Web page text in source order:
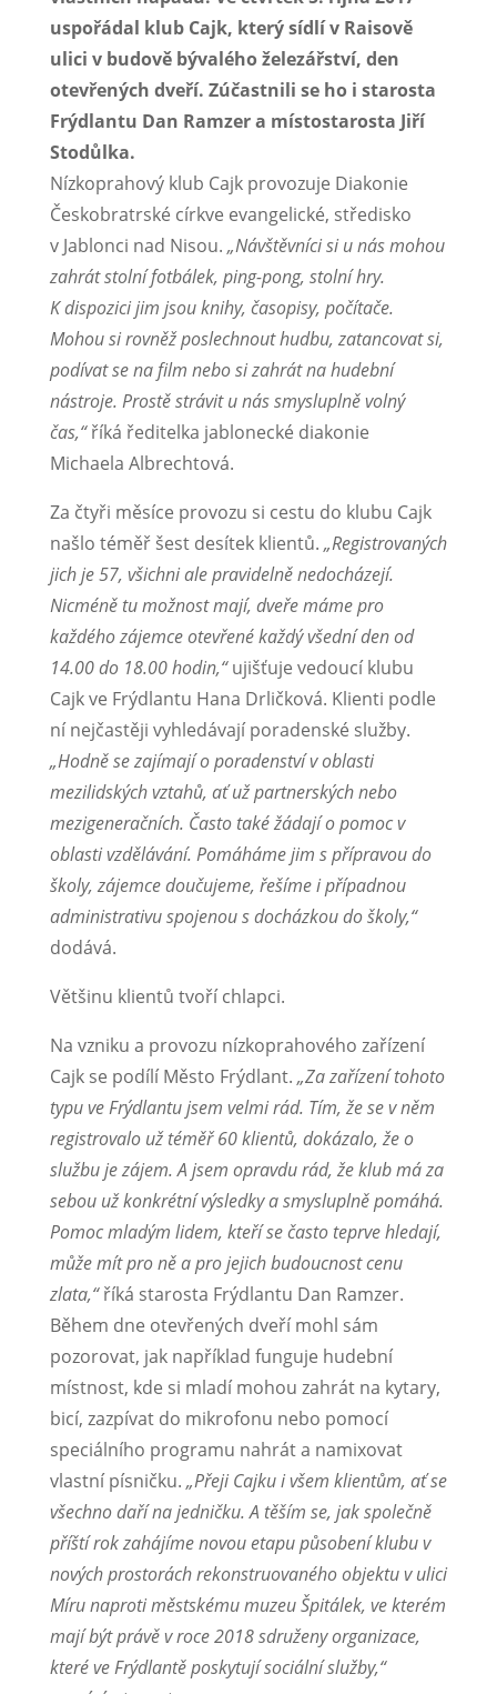
uspořádal klub Cajk, který sídlí v Raisově
ulici v budově bývalého železářství, den
otevřených dveří. Zúčastnili se ho i starosta
Frýdlantu Dan Ramzer a místostarosta Jiří
Stodůlka.
Nízkoprahový klub Cajk provozuje Diakonie
Českobratrské církve evangelické, středisko
v Jablonci nad Nisou. „Návštěvníci si u nás mohou
zahrát stolní fotbálek, ping-pong, stolní hry.
K dispozici jim jsou knihy, časopisy, počítače.
Mohou si rovněž poslechnout hudbu, zatancovat si,
podívat se na film nebo si zahrát na hudební
nástroje. Prostě strávit u nás smysluplně volný
čas,“říká ředitelka jablonecké diakonie
Michaela Albrechtová.
Za čtyři měsíce provozu si cestu do klubu Cajk
našlo téměř šest desítek klientů. „Registrovaných
jich je 57, všichni ale pravidelně nedocházejí.
Nicméně tu možnost mají, dveře máme pro
každého zájemce otevřené každý všední den od
14.00 do 18.00 hodin,“ujišťuje vedoucí klubu
Cajk ve Frýdlantu Hana Drličková. Klienti podle
ní nejčastěji vyhledávají poradenské služby.
„Hodně se zajímají o poradenství v oblasti
mezilidských vztahů, ať už partnerských nebo
mezigeneračních. Často také žádají o pomoc v
oblasti vzdělávání. Pomáháme jim s přípravou do
školy, zájemce doučujeme, řešíme i případnou
administrativu spojenou s docházkou do školy,“
dodává.
Většinu klientů tvoří chlapci.
Na vzniku a provozu nízkoprahového zařízení
Cajk se podílí Město Frýdlant. „Za zařízení tohoto
typu ve Frýdlantu jsem velmi rád. Tím, že se v něm
registrovalo už téměř 60 klientů, dokázalo, že o
službu je zájem. A jsem opravdu rád, že klub má za
sebou už konkrétní výsledky a smysluplně pomáhá.
Pomoc mladým lidem, kteří se často teprve hledají,
může mít pro ně a pro jejich budoucnost cenu
zlata,“říká starosta Frýdlantu Dan Ramzer.
Během dne otevřených dveří mohl sám
pozorovat, jak například funguje hudební
místnost, kde si mladí mohou zahrát na kytary,
bicí, zazpívat do mikrofonu nebo pomocí
speciálního programu nahrát a namixovat
vlastní písničku. „Přeji Cajku i všem klientům, ať se
všechno daří na jedničku. A těším se, jak společně
příští rok zahájíme novou etapu působení klubu v
nových prostorách rekonstruovaného objektu v ulici
Míru naproti městskému muzeu Špitálek, ve kterém
mají být právě v roce 2018 sdruženy organizace,
které ve Frýdlantě poskytují sociální služby,“